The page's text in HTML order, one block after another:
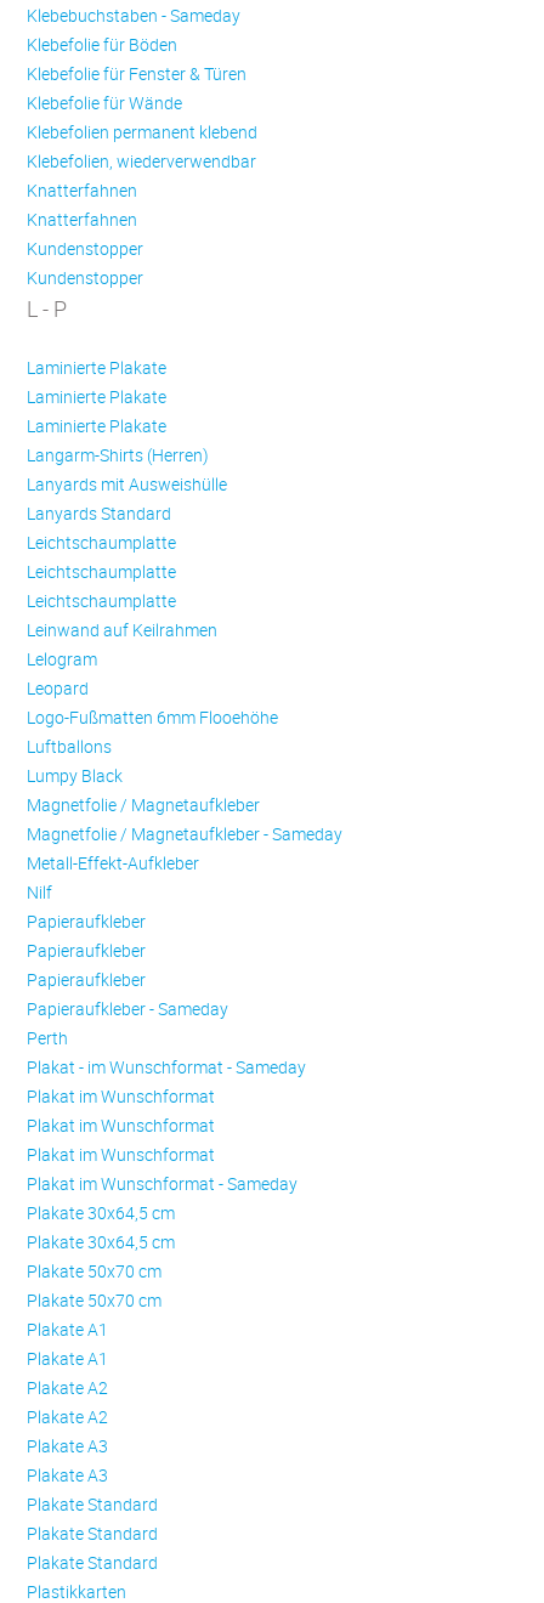
Klebebuchstaben - Sameday
Klebefolie für Böden
Klebefolie für Fenster & Türen
Klebefolie für Wände
Klebefolien permanent klebend
Klebefolien, wiederverwendbar
Knatterfahnen
Knatterfahnen
Kundenstopper
Kundenstopper
L - P
Laminierte Plakate
Laminierte Plakate
Laminierte Plakate
Langarm-Shirts (Herren)
Lanyards mit Ausweishülle
Lanyards Standard
Leichtschaumplatte
Leichtschaumplatte
Leichtschaumplatte
Leinwand auf Keilrahmen
Lelogram
Leopard
Logo-Fußmatten 6mm Flooehöhe
Luftballons
Lumpy Black
Magnetfolie / Magnetaufkleber
Magnetfolie / Magnetaufkleber - Sameday
Metall-Effekt-Aufkleber
Nilf
Papieraufkleber
Papieraufkleber
Papieraufkleber
Papieraufkleber - Sameday
Perth
Plakat - im Wunschformat - Sameday
Plakat im Wunschformat
Plakat im Wunschformat
Plakat im Wunschformat
Plakat im Wunschformat - Sameday
Plakate 30x64,5 cm
Plakate 30x64,5 cm
Plakate 50x70 cm
Plakate 50x70 cm
Plakate A1
Plakate A1
Plakate A2
Plakate A2
Plakate A3
Plakate A3
Plakate Standard
Plakate Standard
Plakate Standard
Plastikkarten